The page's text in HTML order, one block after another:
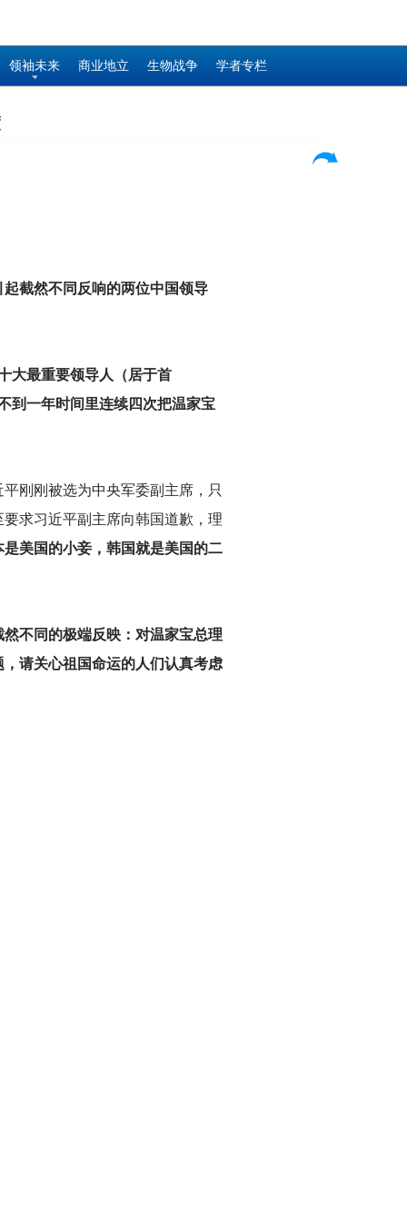
领袖未来 商业地立 生物战争 学者专栏
截然不同反响的两位中国领导
大最重要领导人（居于首
到一年时间里连续四次把温家宝
平刚刚被选为中央军委副主席，只
求习近平副主席向韩国道歉，理
美国的小妾，韩国就是美国的二
不同的极端反映：对温家宝总理
请关心祖国命运的人们认真考虑